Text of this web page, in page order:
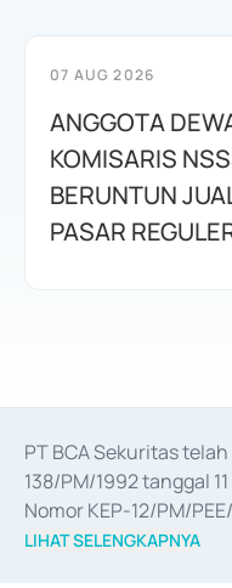
07 AUG 2026
ANGGOTA
KOMISARIS
BERUNTUN
PASAR
PT BCA Sekuritas
138/PM/1992 tanggal
Nomor KEP-12/PM/
merger, akuisisi,
LIHAT SELENGKAPNYA